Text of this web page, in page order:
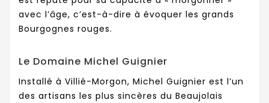
avec l’âge, c’est-à-dire à évoquer les grands
Bourgognes rouges.
Le Domaine Michel Guignier
Installé à Villié-Morgon, Michel Guignier est l’un
des artisans les plus sincères du Beaujolais